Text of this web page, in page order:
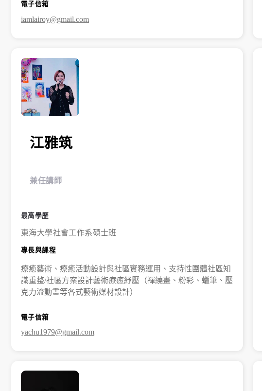
電子信箱
iamlairoy@gmail.com
江雅筑
兼任講師
最高學歷
東海大學社會工作系碩士班
專長與課程
療癒藝術、療癒活動設計與社區實務運用、支持性團體社區知
識重整/社區方案設計藝術療癒紓壓（禪繞畫、粉彩、蠟筆、壓
克力流動畫等各式藝術媒材設計）
電子信箱
yachu1979@gmail.com